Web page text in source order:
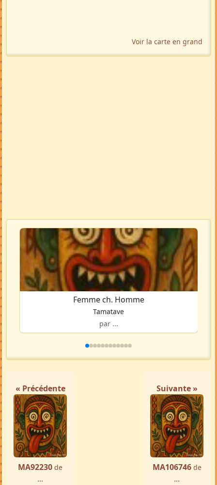
Voir la carte en grand
Femme ch. Homme
Tamatave
par ...
« Précédente
MA92230 de
...
Suivante »
MA106746 de
...